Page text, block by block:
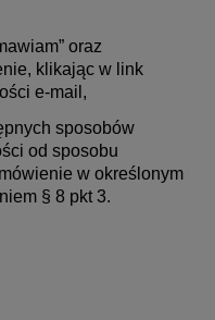
oraz
klikając w link
e-mail,
sposobów
od sposobu
w określonym
§ 8 pkt 3.